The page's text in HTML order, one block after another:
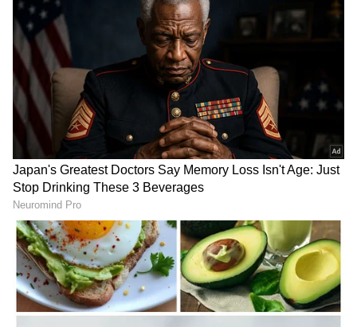
ನಿವಾಸಿಗಳು ತಿಳಿಸಿರುವ ಪ್ರಕಾರ, ಈ ರಸ್ತೆ ಜಾಗಕ್ಕೆ
ಸಂಬಂಧಿಸಿದಂತೆ ಸದ್ಯ ಕೋರ್ಟ್‌ನಲ್ಲಿ ಭೂ ವಿವಾದ (ಲ್ಯಾಂಡ್
ಲಿಟಿಗೇಷನ್) ನಡೆಯುತ್ತಿದ್ದು, ಇದೇ ಕಾರಣಕ್ಕಾಗಿ ಸರ್ಕಾರಿ
ಸಂಸ್ಥೆಗಳು ಇಲ್ಲಿ ಯಾವುದೇ ಶಾಶ್ವತ ಅಭಿವೃದ್ಧಿ
ಕಾಮಗಾರಿಗಳನ್ನು ಕೈಗೊಳ್ಳಲು ಸಾಧ್ಯವಾಗುತ್ತಿಲ್ಲ.
ಕುಡಿಯುವ ನೀರು ಹಾಗೂ ಬಿಎಂಟಿಸಿ ಬಸ್
ಸೌಕರ್ಯಕ್ಕೂ ಕುತ್ತು
ಈ ರಸ್ತೆಯ ಅವ್ಯವಸ್ಥೆಯಿಂದಾಗಿ ಇಡೀ ಪ್ರದೇಶಕ್ಕೆ ಕುಡಿಯುವ
LATEST VIDEOS
"ರಾಜಕೀಯ ಬೇಡ, ಸಿನಿಮಾನೇ ಪ್ರಾಣ":
ಕನಕೋತ್ಸವದಲ್ಲಿ ರಿಷಬ್ ಶೆಟ್ಟಿ | Rishab
Shetty speech | Suvarna News
ಶೇ.50 ರಿಂದ ಶೇ.18 ಕ್ಕೆ TAX ಇಳಿಕೆ: ಮೋದಿ-
ಟ್ರಂಪ್ ಐತಿಹಾಸಿಕ ಒಪ್ಪಂದ | India US
Trade Deal | Party Rounds